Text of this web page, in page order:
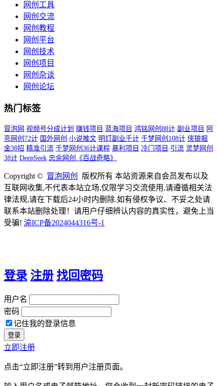
网创工具
网创交流
网创教程
网创平台
网创技术
网创项目
网创杂谈
网创论坛
热门标签
冒泡网 视频号分成计划 赚钱项目 蓝海项目 鸿铭网创88计 副业项目 阿
亮网创72计 国外网创 小说推文 明灯副业千计 千梦网创108计 侠狼掘
金38招 精准引流 千梦网创36计课程 暴利项目 冷门项目 引流 灵梦网创
38计 DeepSeek 忠余网创《百战奇略》
Copyright © 冒泡网创
版权所有 本站资源来自会员发布以及
互联网收集,不代表本站立场,仅限学习交流使用,请遵循相关法
律法规,请在下载后24小时内删除.如有侵权争议、不妥之处请
联系本站删除处理！请用户仔细辨认内容的真实性，避免上当
受骗! 渝ICP备2024044316号-1
登录 注册 找回密码
用户名
密码
记住我的登录信息
立即注册
点击“立即注册”转到用户注册页面。